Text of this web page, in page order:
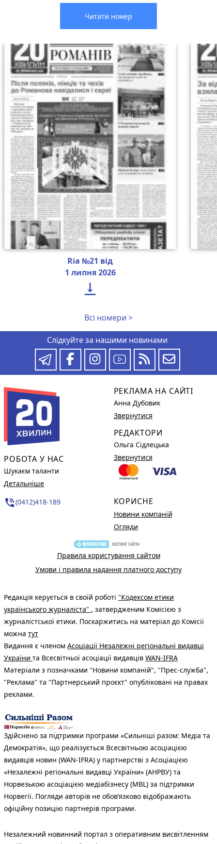
Читати номер
Ria №21 від
1 липня 2026

Всі номери >
Слідкуйте за нашими новинами
РОБОТА У НАС
Шукаєм таланти
Детальніше
phone_in_talk(0412)418-189
РЕКЛАМА НА САЙТІ
Анна Дубовик
Звернутися
РЕДАКТОРИ
Ольга Сідлецька
Звернутися
КОРИСНЕ
Новини компаній
Огляди
Правила користування сайтом
Умови і правила надання платного доступу
Редакція керується в своїй роботі "Кодексом етики
українського журналіста" , затвердженим Комісією з
журналістської етики. Поскаржитись на матеріал до Комісії
можна тут
Видання є членом Асоціації Незалежні регіональні видавці
України та Всесвітньої асоціації видавців WAN-IFRA
Матеріали з позначками "Новини компаній", "Прес-служба",
"Реклама" та "Партнерський проєкт" опубліковані на правах
реклами.
Здійснено за підтримки програми «Сильніші разом: Медіа та
Демократія», що реалізується Всесвітньою асоціацією
видавців новин (WAN-IFRA) у партнерстві з Асоціацією
«Незалежні регіональні видавці України» (АНРВУ) та
Норвезькою асоціацією медіабізнесу (MBL) за підтримки
Норвегії. Погляди авторів не обов’язково відображають
офіційну позицію партнерів програми.
Незалежний новинний портал з оперативним висвітленням